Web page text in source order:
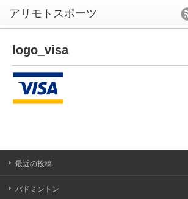
logo_visa
最近の投稿
バドミントン